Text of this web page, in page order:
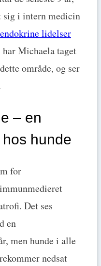
sig i intern medicin
endokrine lidelser
har Michaela taget
område, og ser
– en
hunde
for
Det ses
en
men hunde i alle
nedsat